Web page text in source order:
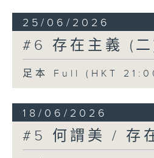
25/06/2026
#6 存在主義 (二
足本 Full (HKT
18/06/2026
#5 何謂美 / 存